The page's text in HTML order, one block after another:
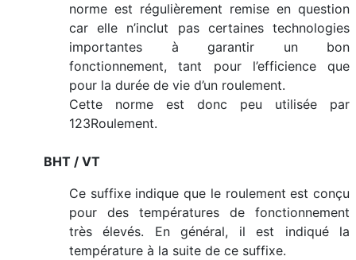
norme est régulièrement remise en question
car elle n’inclut pas certaines technologies
importantes à garantir un bon
fonctionnement, tant pour l’efficience que
pour la durée de vie d’un roulement.
Cette norme est donc peu utilisée par
123Roulement.
BHT / VT
Ce suffixe indique que le roulement est conçu
pour des températures de fonctionnement
très élevés. En général, il est indiqué la
température à la suite de ce suffixe.